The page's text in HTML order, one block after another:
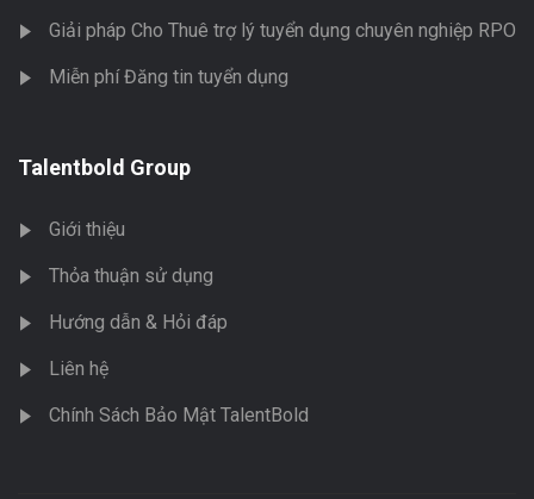
Giải pháp Cho Thuê trợ lý tuyển dụng chuyên nghiệp RPO
Miễn phí Đăng tin tuyển dụng
Talentbold Group
Giới thiệu
Thỏa thuận sử dụng
Hướng dẫn & Hỏi đáp
Liên hệ
Chính Sách Bảo Mật TalentBold